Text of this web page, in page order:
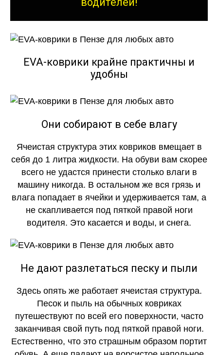
EVA-коврики крайне практичны и
удобны
Они собирают в себе влагу
Ячеистая структура этих ковриков вмещает в
себя до 1 литра жидкости. На обуви вам скорее
всего не удастся принести столько влаги в
машину никогда. В остальном же вся грязь и
влага попадает в ячейки и удерживается там, а
не скапливается под пяткой правой ноги
водителя. Это касается и воды, и снега.
Не дают разлетаться песку и пыли
Здесь опять же работает ячеистая структура.
Песок и пыль на обычных ковриках
путешествуют по всей его поверхности, часто
заканчивая свой путь под пяткой правой ноги.
Естественно, что это страшным образом портит